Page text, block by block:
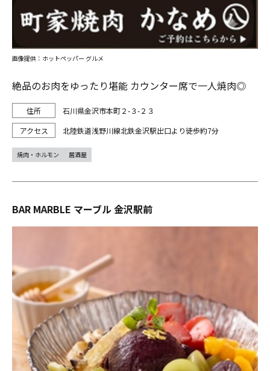
絶品のお肉をゆったり堪能 カウンター席で一人焼肉◎
石川県金沢市本町２-３-２３
北陸鉄道浅野川線北鉄金沢駅出口より徒歩約7分
画像提供：ホットペッパー グルメ
焼肉・ホルモン 居酒屋
BAR MARBLE マーブル 金沢駅前